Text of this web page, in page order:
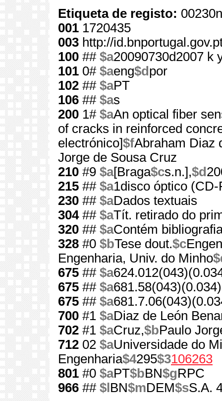
Etiqueta de registo:
001 1720435
003 http://
100 ## $a20090730d2007 k
101 0# $aeng$d por
102 ## $aPT
106 ## $as
200 1# $aAn optical fiber
of cracks in reinforced
electrónico]$fAbraham Diaz
Jorge de Sousa Cruz
210 #9 $a[Braga$cs.n.],$d
215 ## $a1disco óptico
230 ## $aDados textuais
304## $aTít. retirado do
320 ## $aContém
328 #0 $bTese dout.$c
Engenharia, Univ. do Minho
675 ## $a
675 ## $a681.58(043)(0.034)
675 ## $a
700 #1 $aDiaz de León
702 #1 $aCruz,$bPaulo
712 02 $aUniversidade do
Engenharia$4295$3106263
801 #0 $aPT$bBN$gRPC
966 ## $l BN$mDEM$sS.A.